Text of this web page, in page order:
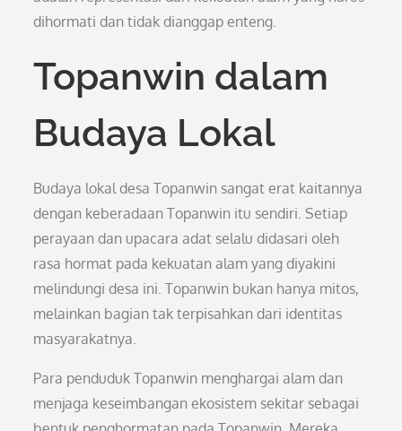
dihormati dan tidak dianggap enteng.
Topanwin dalam
Budaya Lokal
Budaya lokal desa Topanwin sangat erat kaitannya
dengan keberadaan Topanwin itu sendiri. Setiap
perayaan dan upacara adat selalu didasari oleh
rasa hormat pada kekuatan alam yang diyakini
melindungi desa ini. Topanwin bukan hanya mitos,
melainkan bagian tak terpisahkan dari identitas
masyarakatnya.
Para penduduk Topanwin menghargai alam dan
menjaga keseimbangan ekosistem sekitar sebagai